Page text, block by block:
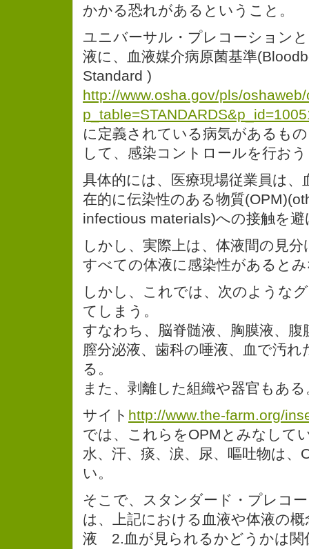
かかる恐れがあるということ。
ユニバーサル・プレコーション
液に、血液媒介病原菌基準
Standard )
http://www.osha.gov/pls/
に定義されている病気があるも
して、感染コントロールを行お
具体的には、医療現場従業員は、
在的に伝染性のある物質
infectious materials)への接触を避
しかし、実際上は、体液間の見
すべての体液に感染性があると
しかし、これでは、次のような
てしまう。
すなわち、脳脊髄液、胸膜液、腹
膣分泌液、歯科の唾液、血で汚
る。
また、剥離した組織や器官もある
サイト http://www.the-farm.org/
では、これらをOPMとみなして
水、汗、痰、涙、尿、嘔吐物は
い。
そこで、スタンダード・プレコ
は、上記における血液や体液の
液 2.血が見られるかどうかは関